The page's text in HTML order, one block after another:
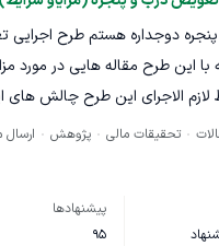
مدیریت محتوا (وردپرس/
و فعالیت در فروم‌ها
یا مستمر (قابل توافق)
در رابطه با این طرح مقاله هایی در
شرایط لازم الاجرای این طرح چالش
مورد این طرح میزان سود مشتریان
تحقیقات مالی پژوهش
ارسال
پیشنهادها
95